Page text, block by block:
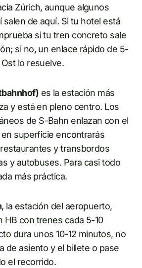
Zúrich, aunque algunos
de aquí. Si tu hotel está
si tu tren concreto sale
si no, un enlace rápido de 5-
lo resuelve.
es la estación más
y está en pleno centro. Los
de S-Bahn enlazan con el
superficie encontrarás
y transbordos
y autobuses. Para casi todo
más práctica.
, la estación del aeropuerto,
HB con trenes cada 5-10
dura unos 10-12 minutos, no
de asiento y el billete o pase
el recorrido.